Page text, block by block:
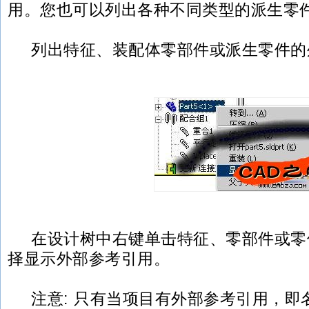
用。您也可以列出各种不同类型的派生零
列出特征、装配体零部件或派生零件的
在设计树中右键单击特征、零部件或零
择显示外部参考引用。
注意: 只有当项目有外部参考引用，即